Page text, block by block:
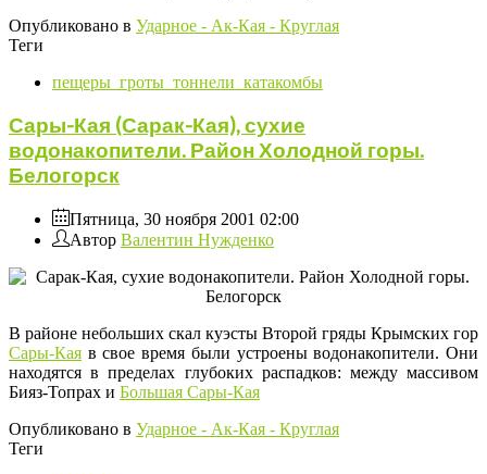
Опубликовано в Ударное - Ак-Кая - Круглая
Теги
пещеры_гроты_тоннели_катакомбы
Сары-Кая (Сарак-Кая), сухие
водонакопители. Район Холодной горы.
Белогорск
Пятница, 30 ноября 2001 02:00
Автор Валентин Нужденко
В районе небольших скал куэсты Второй гряды Крымских гор
Сары-Кая в свое время были устроены водонакопители. Они
находятся в пределах глубоких распадков: между массивом
Бияз-Топрах и Большая Сары-Кая
Опубликовано в Ударное - Ак-Кая - Круглая
Теги